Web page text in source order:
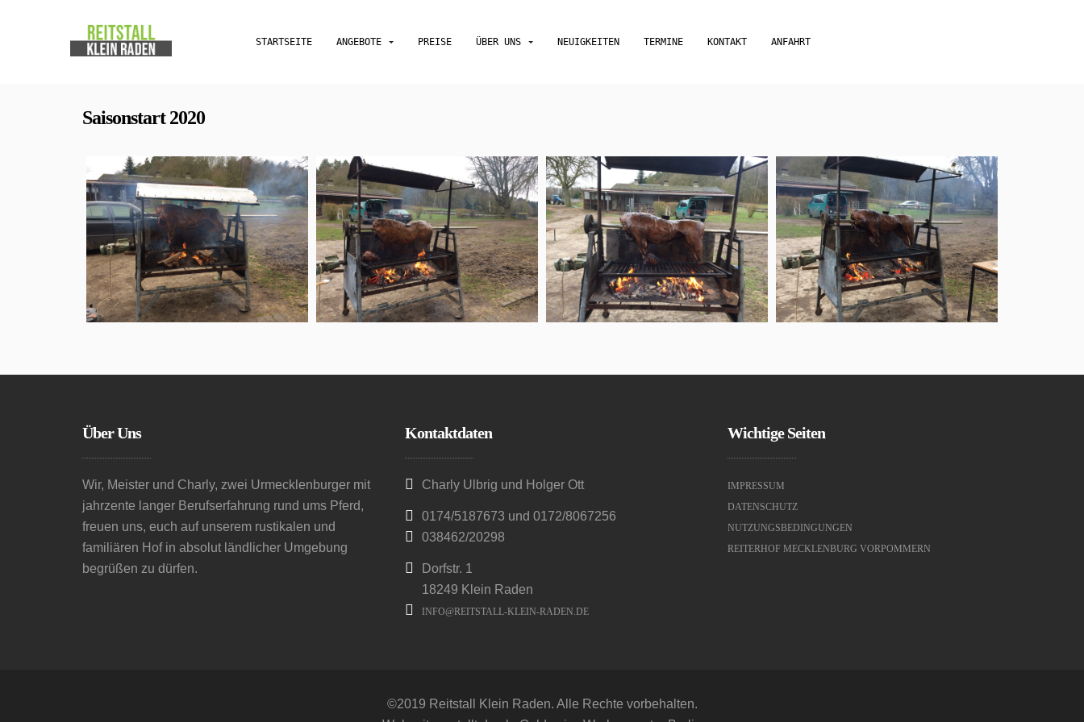
STARTSEITE ANGEBOTE PREISE ÜBER UNS NEUIGKEITEN TERMINE KONTAKT ANFAHRT
Saisonstart 2020
Über Uns
Wir, Meister und Charly, zwei Urmecklenburger mit
jahrzente langer Berufserfahrung rund ums Pferd,
freuen uns, euch auf unserem rustikalen und
familiären Hof in absolut ländlicher Umgebung
begrüßen zu dürfen.
Kontaktdaten
Charly Ulbrig und Holger Ott
0174/5187673 und 0172/8067256
038462/20298
Dorfstr. 1
18249 Klein Raden
INFO@REITSTALL-KLEIN-RADEN.DE
Wichtige Seiten
IMPRESSUM
DATENSCHUTZ
NUTZUNGSBEDINGUNGEN
REITERHOF MECKLENBURG VORPOMMERN
©2019 Reitstall Klein Raden. Alle Rechte vorbehalten.